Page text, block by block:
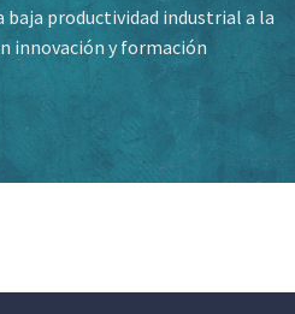
baja productividad industrial a la
innovación y formación